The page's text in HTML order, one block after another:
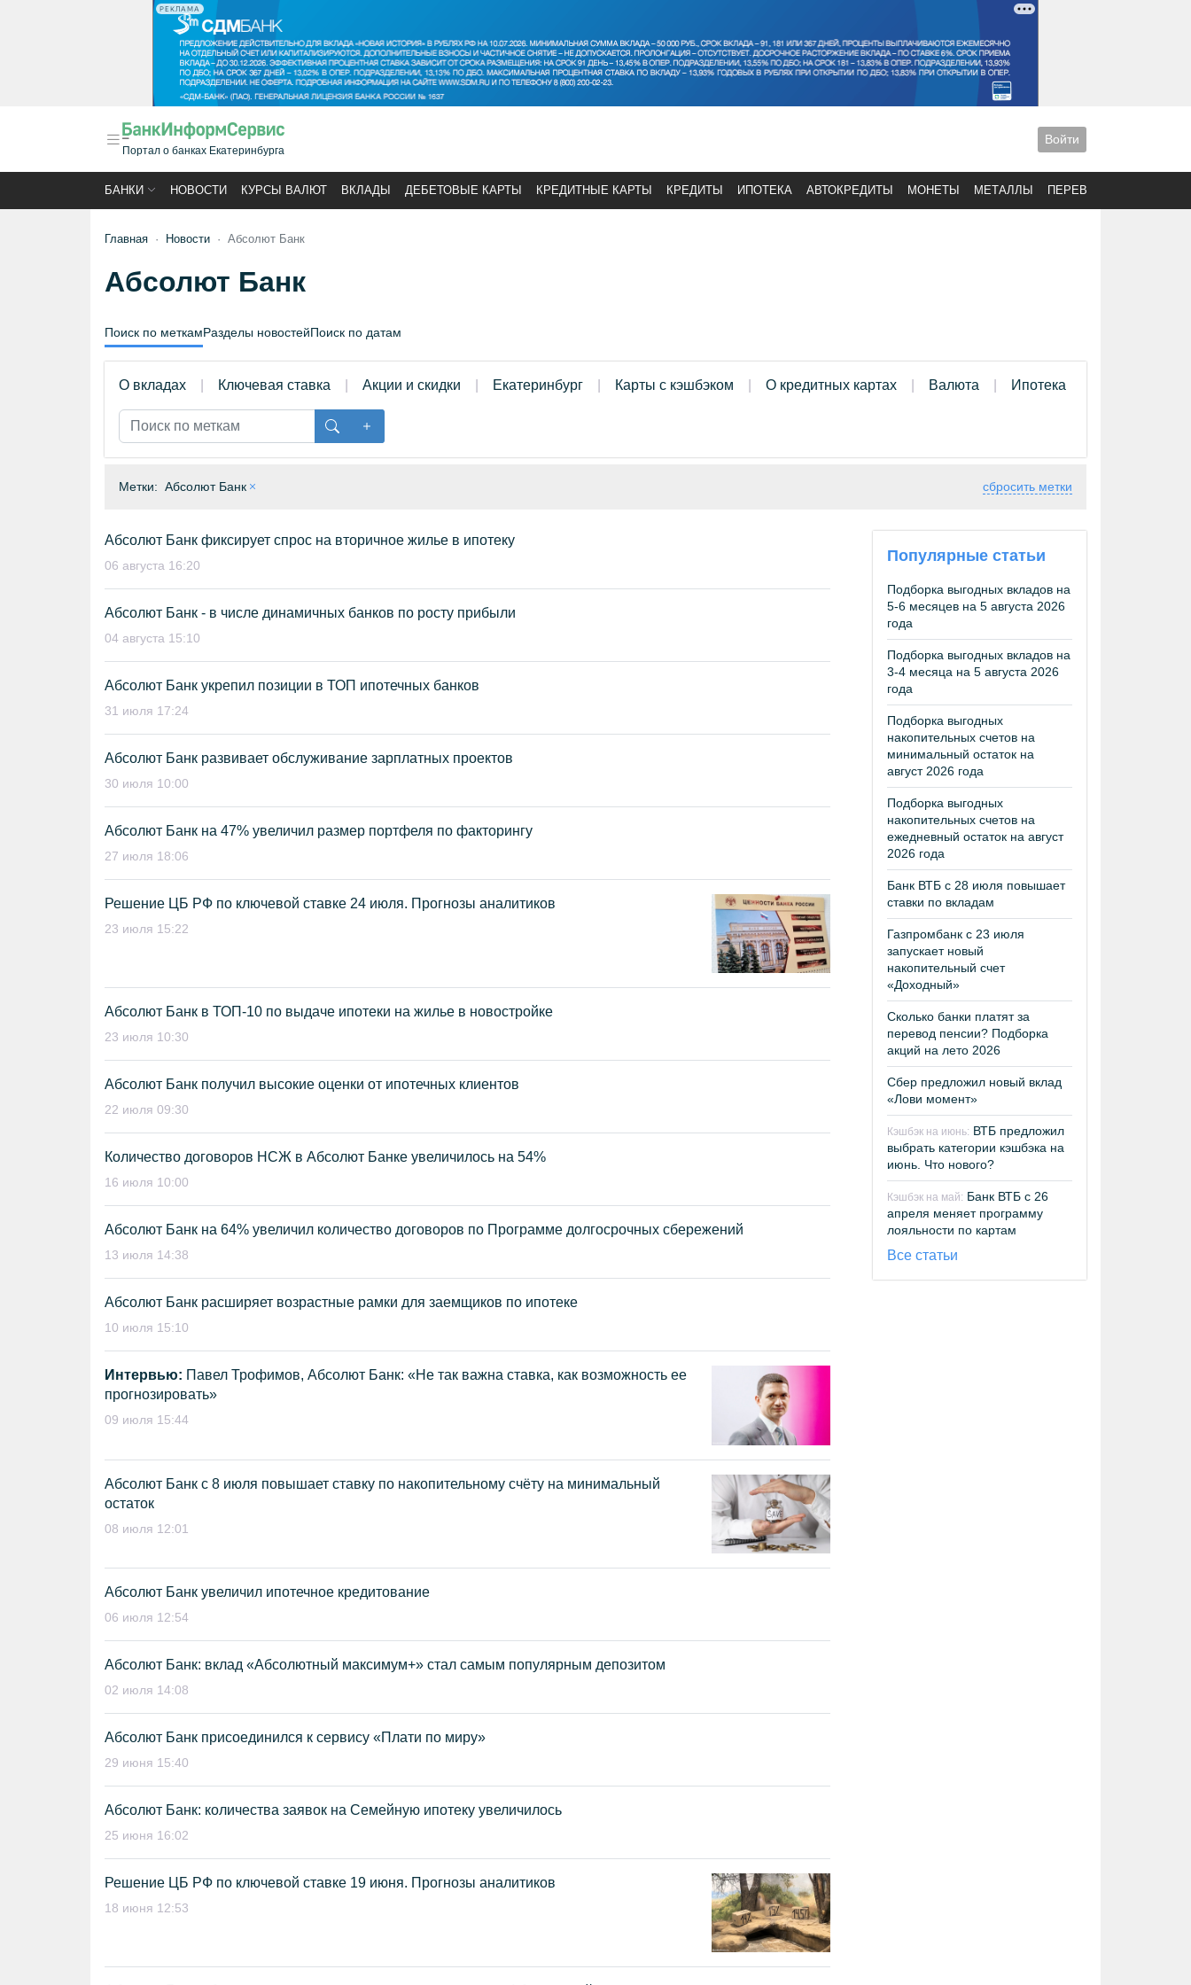
РЕКЛАМА
Портал о банках Екатеринбурга
Войти
БАНКИ НОВОСТИ КУРСЫ ВАЛЮТ ВКЛАДЫ ДЕБЕТОВЫЕ КАРТЫ КРЕДИТНЫЕ КАРТЫ КРЕДИТЫ ИПОТЕКА АВТОКРЕДИТЫ МОНЕТЫ МЕТАЛЛЫ ПЕРЕВОДЫ
Главная Новости Абсолют Банк
Абсолют Банк
Поиск по меткамРазделы новостейПоиск по датам
О вкладах Ключевая ставка Акции и скидки Екатеринбург Карты с кэшбэком О кредитных картах Валюта Ипотека
Метки: Абсолют Банк сбросить метки
Абсолют Банк фиксирует спрос на вторичное жилье в ипотеку
06 августа 16:20
Абсолют Банк - в числе динамичных банков по росту прибыли
04 августа 15:10
Абсолют Банк укрепил позиции в ТОП ипотечных банков
31 июля 17:24
Абсолют Банк развивает обслуживание зарплатных проектов
30 июля 10:00
Абсолют Банк на 47% увеличил размер портфеля по факторингу
27 июля 18:06
Решение ЦБ РФ по ключевой ставке 24 июля. Прогнозы аналитиков
23 июля 15:22
Абсолют Банк в ТОП-10 по выдаче ипотеки на жилье в новостройке
23 июля 10:30
Абсолют Банк получил высокие оценки от ипотечных клиентов
22 июля 09:30
Количество договоров НСЖ в Абсолют Банке увеличилось на 54%
16 июля 10:00
Абсолют Банк на 64% увеличил количество договоров по Программе долгосрочных сбережений
13 июля 14:38
Абсолют Банк расширяет возрастные рамки для заемщиков по ипотеке
10 июля 15:10
Интервью: Павел Трофимов, Абсолют Банк: «Не так важна ставка, как возможность ее
прогнозировать»
09 июля 15:44
Абсолют Банк с 8 июля повышает ставку по накопительному счёту на минимальный
остаток
08 июля 12:01
Абсолют Банк увеличил ипотечное кредитование
06 июля 12:54
Абсолют Банк: вклад «Абсолютный максимум+» стал самым популярным депозитом
02 июля 14:08
Абсолют Банк присоединился к сервису «Плати по миру»
29 июня 15:40
Абсолют Банк: количества заявок на Семейную ипотеку увеличилось
25 июня 16:02
Решение ЦБ РФ по ключевой ставке 19 июня. Прогнозы аналитиков
18 июня 12:53
Популярные статьи
Подборка выгодных вкладов на
5-6 месяцев на 5 августа 2026
года
Подборка выгодных вкладов на
3-4 месяца на 5 августа 2026
года
Подборка выгодных
накопительных счетов на
минимальный остаток на
август 2026 года
Подборка выгодных
накопительных счетов на
ежедневный остаток на август
2026 года
Банк ВТБ с 28 июля повышает
ставки по вкладам
Газпромбанк с 23 июля
запускает новый
накопительный счет
«Доходный»
Сколько банки платят за
перевод пенсии? Подборка
акций на лето 2026
Сбер предложил новый вклад
«Лови момент»
Кэшбэк на июнь: ВТБ предложил
выбрать категории кэшбэка на
июнь. Что нового?
Кэшбэк на май: Банк ВТБ с 26
апреля меняет программу
лояльности по картам
Все статьи